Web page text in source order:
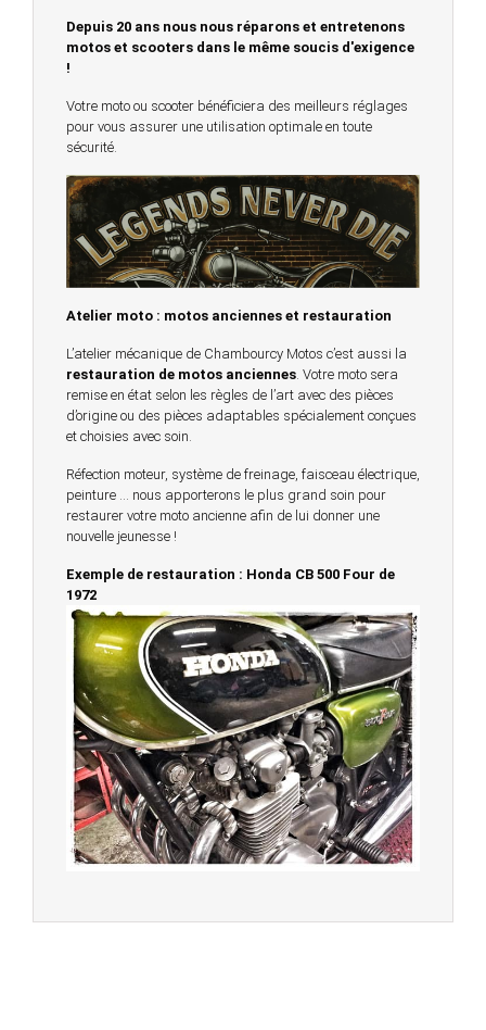
Depuis 20 ans nous nous réparons et entretenons
motos et scooters dans le même soucis d'exigence
!
Votre moto ou scooter bénéficiera des meilleurs réglages
pour vous assurer une utilisation optimale en toute
sécurité.
Atelier moto : motos anciennes et restauration
L’atelier mécanique de Chambourcy Motos c’est aussi la
restauration de motos anciennes. Votre moto sera
remise en état selon les règles de l’art avec des pièces
d’origine ou des pièces adaptables spécialement conçues
et choisies avec soin.
Réfection moteur, système de freinage, faisceau électrique,
peinture … nous apporterons le plus grand soin pour
restaurer votre moto ancienne afin de lui donner une
nouvelle jeunesse !
Exemple de restauration : Honda CB 500 Four de
1972
© 2023 -Chambourcy Motos 78 - 7bis chemin de la
Forêt - 78240 - Chambourcy -
Garage Motos et Scooters depuis 20 ans à votre
service entre Saint Germain en Laye et Poissy
Achat de motos et scooters - Dépôt vente - Réparation
- Concessionnaire Voge - Concessionnaire
Multimarques
agence conseil en communication digitale